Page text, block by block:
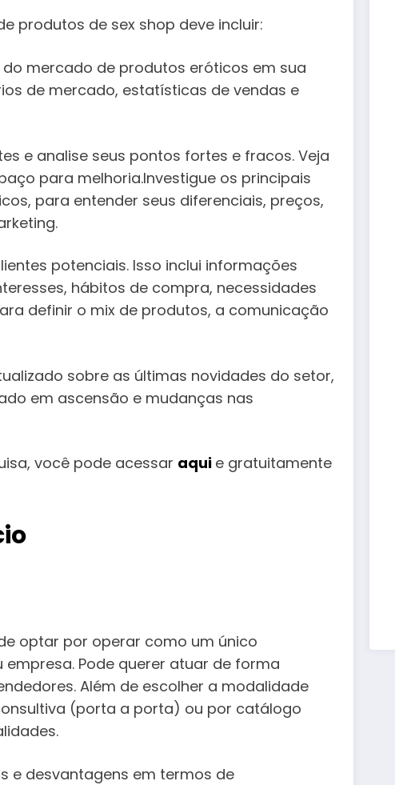
produtos de sex shop deve incluir:
do mercado de produtos eróticos em sua
de mercado, estatísticas de vendas e
e analise seus pontos fortes e fracos. Veja
para melhoria.Investigue os principais
para entender seus diferenciais, preços,
potenciais. Isso inclui informações
hábitos de compra, necessidades
definir o mix de produtos, a comunicação
sobre as últimas novidades do setor,
em ascensão e mudanças nas
você pode acessar aqui e gratuitamente
optar por operar como um único
Pode querer atuar de forma
Além de escolher a modalidade
(porta a porta) ou por catálogo
e desvantagens em termos de